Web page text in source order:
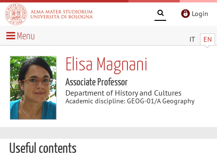
Login
IT EN
Menu
Elisa Magnani
Associate Professor
Department of History and Cultures
Academic discipline: GEOG-01/A Geography
Useful contents